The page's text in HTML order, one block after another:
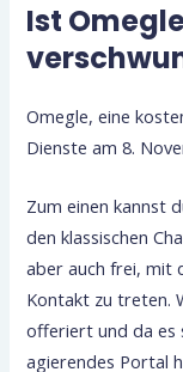
Ist
Omegle, eine
Dienste am 8.
Zum einen kannst
den klassischen
aber auch frei, mit
Kontakt zu treten.
offeriert und da es
agierendes Portal